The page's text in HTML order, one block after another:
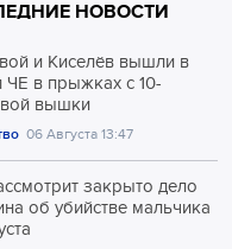
Ближний Восток
Общество
Культура
НОВОСТИ
и Киселёв вышли в
ЧЕ в прыжках с 10-
вышки
06 Августа 13:47
закрыто дело
об убийстве мальчика